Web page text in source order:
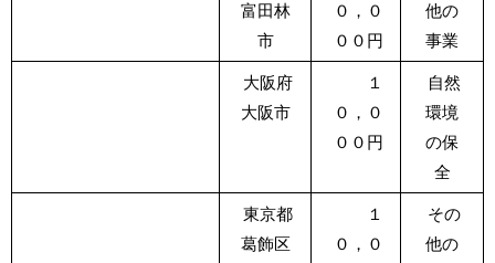
富田林
市
０，０
００円
他の
事業
大阪府
大阪市
１
０，０
００円
自然
環境
の保
全
東京都
葛飾区
１
０，０
その
他の